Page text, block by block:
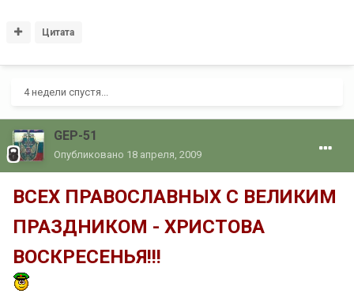
Цитата
4 недели спустя...
GEP-51
Опубликовано 18 апреля, 2009
ВСЕХ ПРАВОСЛАВНЫХ С ВЕЛИКИМ
ПРАЗДНИКОМ - ХРИСТОВА
ВОСКРЕСЕНЬЯ!!!